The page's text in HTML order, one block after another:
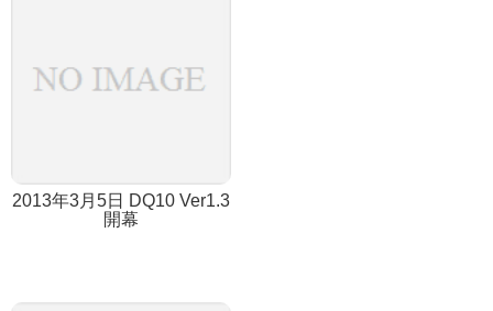
2013年3月5日 DQ10 Ver1.3
開幕